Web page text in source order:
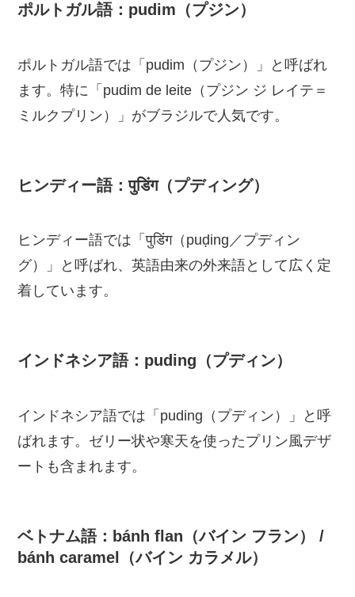
ポルトガル語：pudim（プジン）
ポルトガル語では「pudim（プジン）」と呼ばれ
ます。特に「pudim de leite（プジン ジ レイテ＝
ミルクプリン）」がブラジルで人気です。
ヒンディー語：पुडिंग（プディング）
ヒンディー語では「पुडिंग（puḍing／プディン
グ）」と呼ばれ、英語由来の外来語として広く定
着しています。
インドネシア語：puding（プディン）
インドネシア語では「puding（プディン）」と呼
ばれます。ゼリー状や寒天を使ったプリン風デザ
ートも含まれます。
ベトナム語：bánh flan（バイン フラン） /
bánh caramel（バイン カラメル）